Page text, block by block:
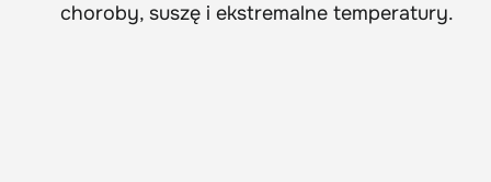
choroby, suszę i ekstremalne temperatury.